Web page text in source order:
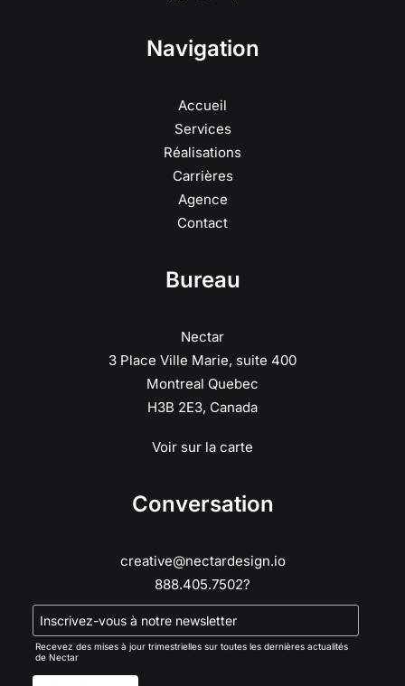
Navigation
Accueil
Services
Réalisations
Carrières
Agence
Contact
Bureau
Nectar
3 Place Ville Marie, suite 400
Montreal Quebec
H3B 2E3, Canada
Voir sur la carte
Conversation
creative@nectardesign.io
888.405.7502?
Recevez des mises à jour trimestrielles sur toutes les dernières actualités
de Nectar